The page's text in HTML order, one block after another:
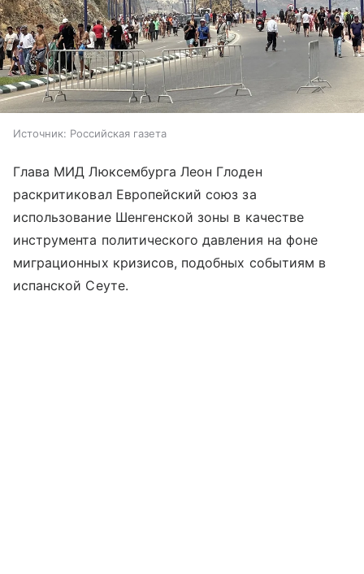
Источник: Российская газета
Глава МИД Люксембурга Леон Глоден
раскритиковал Европейский союз за
использование Шенгенской зоны в качестве
инструмента политического давления на фоне
миграционных кризисов, подобных событиям в
испанской Сеуте.